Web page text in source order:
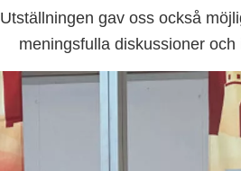
Utställningen gav oss också
meningsfulla diskussioner